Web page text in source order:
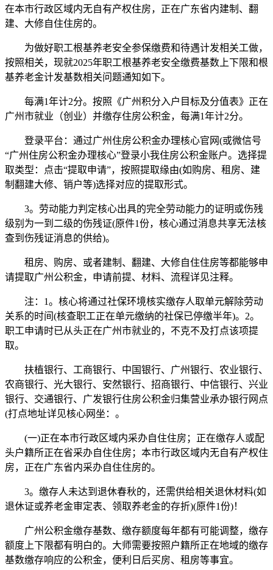
在本市行政区域内无自有产权住房，正在广东省内建制、翻
建、大修自住住房的。
为做好职工根基养老安全参保缴费和待遇计发相关工做，
按照相关，现就2025年职工根基养老安全缴费基数上下限和根
基养老金计发基数相关问题通知如下。
每满1年计2分。按照《广州积分入户目标及分值表》正在
广州市就业（创业）并缴存住房公积金，每满1年计2分。
登录平台：通过广州住房公积金办理核心官网(或微信号
“广州住房公积金办理核心”登录小我住房公积金账户。选择提
取类型：点击“提取申请”，按照提取缘由(如购房、租房、建
制翻建大修、销户等)选择对应的提取形式。
3。劳动能力判定核心出具的完全劳动能力的证明或伤残
级别为一到二级的伤残证(原件1份，核心通过消息共享无法核
查到伤残证消息的供给)。
租房、购房、或者建制、翻建、大修自住住房等都能够申
请提取广州公积金，申请前提、材料、流程详见注释。
注：1。核心将通过社保环境核实缴存人取单元解除劳动
关系的时间(核查职工正在单元缴纳的社保已停缴半年)。2。
职工申请时已从头正在广州市就业的，不克不及打点该项提
取。
扶植银行、工商银行、中国银行、广州银行、农业银行、
农商银行、光大银行、安然银行、招商银行、中信银行、兴业
银行、交通银行、广发银行住房公积金归集营业承办银行网点
(打点地址详见核心网坐：。
(一)正在本市行政区域内采办自住住房；正在缴存人或配
头户籍所正在省采办自住住房；本市行政区域内无自有产权住
房，正在广东省内采办自住住房的。
3。缴存人未达到退休春秋的，还需供给相关退休材料(如
退休证或养老金审定表、领取养老金的存折)(原件1份)！
广州公积金缴存基数、缴存额度每年都有可能调整，缴存
额度上下限都有明白的。大师需要按照户籍所正在地域的缴存
基数缴存响应的公积金，便利日后买房、租房等事宜。